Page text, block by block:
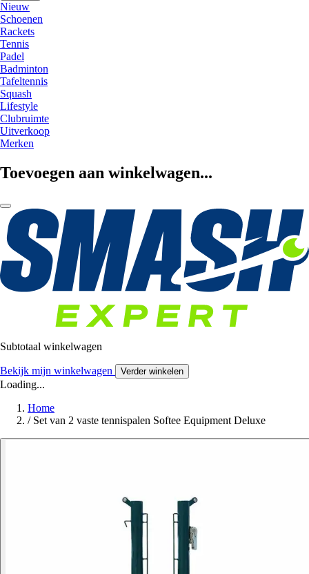
Nieuw
Schoenen
Rackets
Tennis
Padel
Badminton
Tafeltennis
Squash
Lifestyle
Clubruimte
Uitverkoop
Merken
Toevoegen aan winkelwagen...
Subtotaal winkelwagen
Bekijk mijn winkelwagen Verder winkelen
Loading...
Home
/ Set van 2 vaste tennispalen Softee Equipment Deluxe